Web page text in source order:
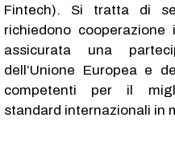
Fintech). Si tratta di
richiedono
assicurata una
dell’Unione Europea e
competenti per il
standard internazionali in